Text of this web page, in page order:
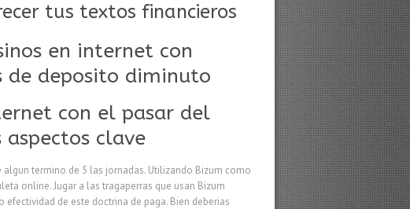
tus textos financieros
en internet con
de deposito diminuto
con el pasar del
clave
termino de 5 las jornadas. Utilizando Bizum como
online. Jugar a las tragaperras que usan Bizum
de este doctrina de paga. Bien deberias